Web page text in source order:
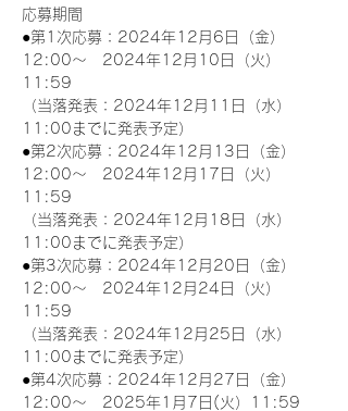
応募期間
●第1次応募：2024年12月6日（金）
12:00～　2024年12月10日（火）
11:59
（当落発表：2024年12月11日（水）
11:00までに発表予定）
●第2次応募：2024年12月13日（金）
12:00～　2024年12月17日（火）
11:59
（当落発表：2024年12月18日（水）
11:00までに発表予定）
●第3次応募：2024年12月20日（金）
12:00～　2024年12月24日（火）
11:59
（当落発表：2024年12月25日（水）
11:00までに発表予定）
●第4次応募：2024年12月27日（金）
12:00～　2025年1月7日(火）11:59